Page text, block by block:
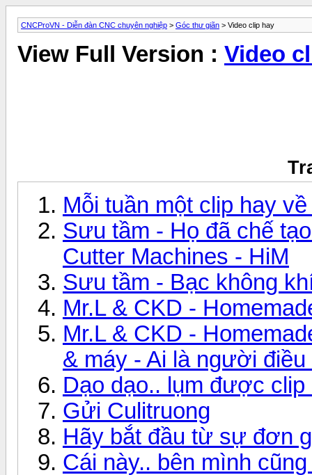
CNCProVN - Diễn đàn CNC chuyên nghiệp > Góc thư giãn > Video clip hay
View Full Version : Video
Mỗi tuần một clip hay
Sưu tầm - Họ đã chế
Cutter Machines - HiM
Sưu tầm - Bạc không
Mr.L & CKD -
Mr.L & CKD -
& máy - Ai là người điều
Dạo dạo.. lụm được
Gửi Culitruong
Hãy bắt đầu từ sự đơn
Cái này.. bên mình